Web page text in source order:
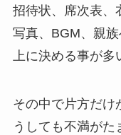
招待状、席次表、
写真、BGM、親
上に決める事が多
その中で片方だけ
うしても不満がた